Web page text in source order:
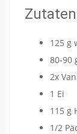
Zutaten
125 g
80-90
2x
1 Ei
115 g
1/2